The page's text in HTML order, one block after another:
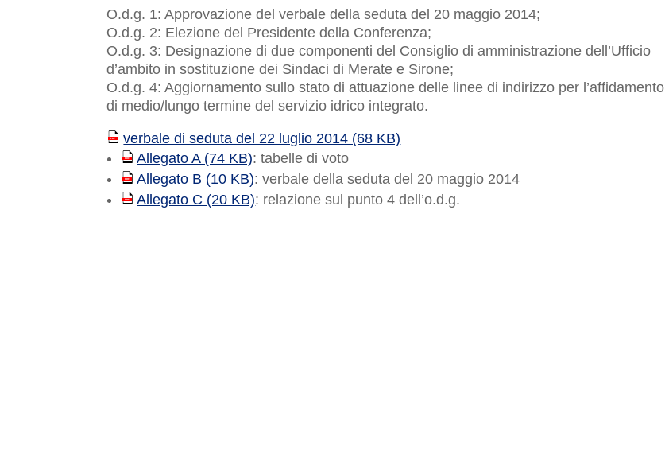
O.d.g. 1: Approvazione del verbale della seduta del 20 maggio 2014;
O.d.g. 2: Elezione del Presidente della Conferenza;
O.d.g. 3: Designazione di due componenti del Consiglio di amministrazione dell’Ufficio
d’ambito in sostituzione dei Sindaci di Merate e Sirone;
O.d.g. 4: Aggiornamento sullo stato di attuazione delle linee di indirizzo per l’affidamento
di medio/lungo termine del servizio idrico integrato.
PDF verbale di seduta del 22 luglio 2014 (68 KB)
PDF Allegato A (74 KB): tabelle di voto
PDF Allegato B (10 KB): verbale della seduta del 20 maggio 2014
PDF Allegato C (20 KB): relazione sul punto 4 dell’o.d.g.